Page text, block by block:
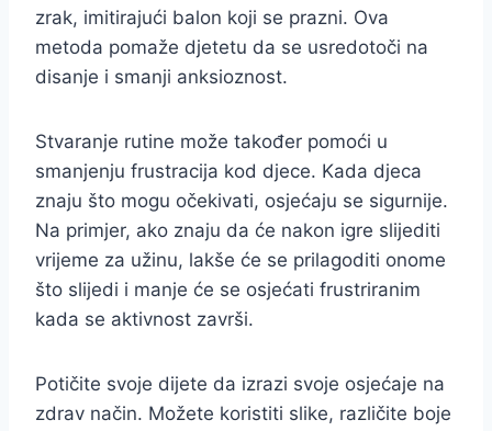
zrak, imitirajući balon koji se prazni. Ova
metoda pomaže djetetu da se usredotoči na
disanje i smanji anksioznost.
Stvaranje rutine može također pomoći u
smanjenju frustracija kod djece. Kada djeca
znaju što mogu očekivati, osjećaju se sigurnije.
Na primjer, ako znaju da će nakon igre slijediti
vrijeme za užinu, lakše će se prilagoditi onome
što slijedi i manje će se osjećati frustriranim
kada se aktivnost završi.
Potičite svoje dijete da izrazi svoje osjećaje na
zdrav način. Možete koristiti slike, različite boje